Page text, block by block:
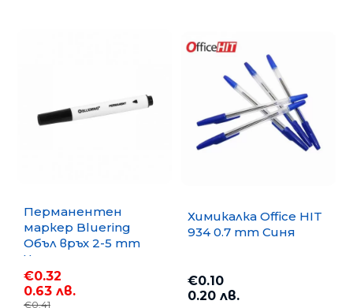
Перманентен
маркер Bluering
Объл връх 2-5 mm
Черен
€0.32
0.63 лв.
€0.41
Химикалка Office HIT
934 0.7 mm Синя
€0.10
0.20 лв.